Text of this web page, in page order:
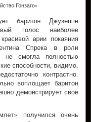
Гонзаго»
баритон Джузеппе
голос наиболее
арии покаяния
Спрека в роли
не смогла полностью
способности, видимо,
контрастно.
воплощает баритон
демонстрирует свое
получился очень